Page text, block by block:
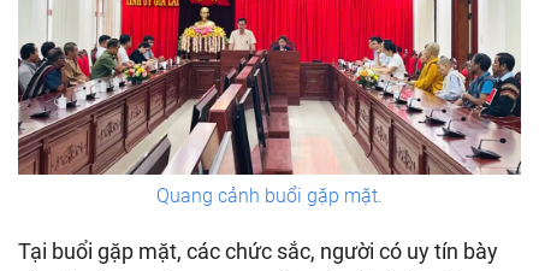
Quang cảnh buổi gặp mặt.
Tại buổi gặp mặt, các chức sắc, người có uy tín bày